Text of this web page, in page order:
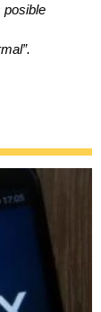
posible